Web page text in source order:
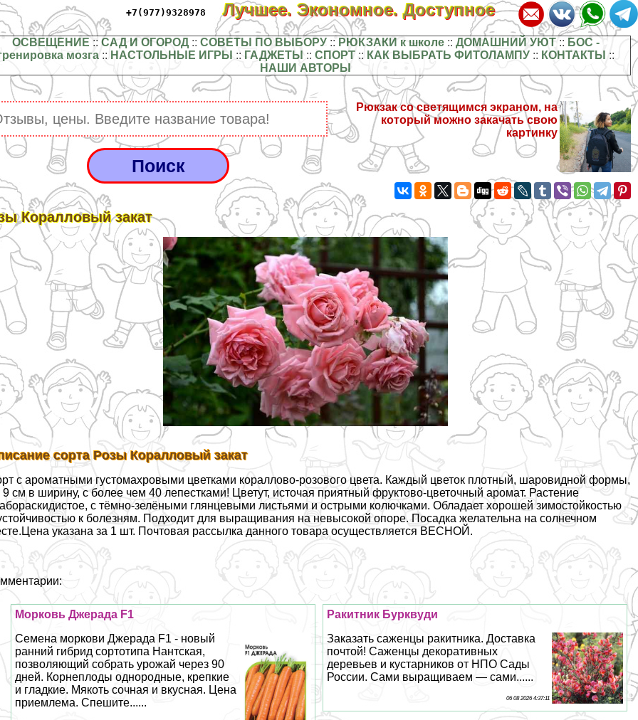
+7(977)9328978 Лучшее. Экономное. Доступное
ОСВЕЩЕНИЕ :: САД И ОГОРОД:: СОВЕТЫ ПО ВЫБОРУ:: РЮКЗАКИ к школе:: ДОМАШНИЙ УЮТ:: БОС -
мозга :: НАСТОЛЬНЫЕ ИГРЫ :: ГАДЖЕТЫ ::СПОРТ :: КАК ВЫБРАТЬ ФИТОЛАМПУ :: КОНТАКТЫ ::
НАШИ АВТОРЫ
Рюкзак со светящимся экраном, на
который можно закачать свою
картинку
Коралловый закат
сорта Розы Коралловый закат
с ароматными густомахровыми цветками кораллово-розового цвета. Каждый цветок плотный, шаровидной формы,
9 см в ширину, с более чем 40 лепестками! Цветут, источая приятный фруктово-цветочный аромат. Растение
с тёмно-зелёными глянцевыми листьями и острыми колючками. Обладает хорошей зимостойкостью
к болезням. Подходит для выращивания на невысокой опоре. Посадка желательна на солнечном
указана за 1 шт. Почтовая рассылка данного товара осуществляется ВЕСНОЙ.
Paкитник Бурквуди
Заказать саженцы paкитника. Доставка
почтой! Саженцы декоративных
деревьев и кустарников от НПО Сады
России. Сами выращиваем — сами......
06 08 2026 4:37:11
Морковь Джерада F1
Семена моркови Джерада F1 - новый
ранний гибрид сортотипа Нантская,
позволяющий собрать урожай через 90
дней. Корнеплоды однородные, крепкие
и гладкие. Мякоть сочная и вкусная. Цена
приемлема. Спешите......